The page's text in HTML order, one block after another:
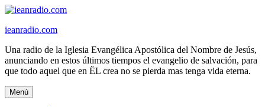
Ir
contenido
ieanradio.com
Una radio de la Iglesia Evangélica Apostólica del Nombre de Jesús,
anunciando en estos últimos tiempos el evangelio de salvación, para
que todo aquel que en ËL crea no se pierda mas tenga vida eterna.
Menú